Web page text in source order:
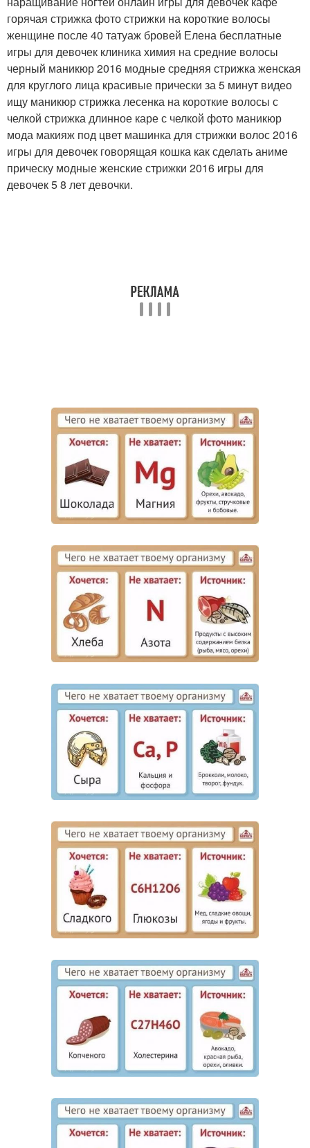
горячая стрижка фото стрижки на короткие волосы
женщине после 40 татуаж бровей Елена бесплатные
игры для девочек клиника химия на средние волосы
черный маникюр 2016 модные средняя стрижка женская
для круглого лица красивые прически за 5 минут видео
ищу маникюр стрижка лесенка на короткие волосы с
челкой стрижка длинное каре с челкой фото маникюр
мода макияж под цвет машинка для стрижки волос 2016
игры для девочек говорящая кошка как сделать аниме
прическу модные женские стрижки 2016 игры для
девочек 5 8 лет девочки.